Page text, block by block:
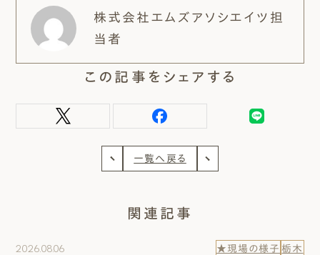
株式会社エムズアソシエイツ担
当者
この記事をシェアする
一覧へ戻る
関連記事
2026.08.06 ★現場の様子 栃木